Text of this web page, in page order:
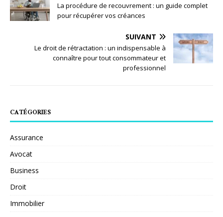
La procédure de recouvrement : un guide complet
pour récupérer vos créances
SUIVANT
Le droit de rétractation : un indispensable à
connaître pour tout consommateur et
professionnel
CATÉGORIES
Assurance
Avocat
Business
Droit
Immobilier